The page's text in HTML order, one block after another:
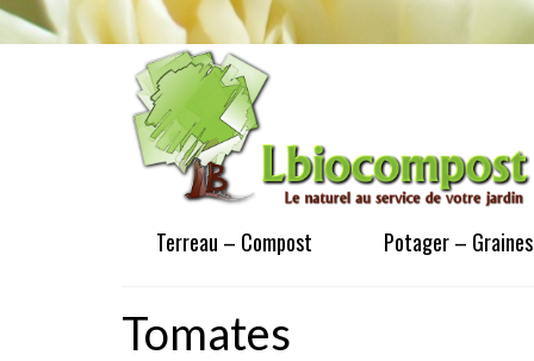
Terreau – Compost Potager – Graines
Tomates